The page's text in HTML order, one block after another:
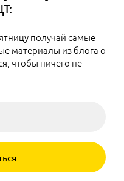
получай самые
материалы из блога о
чтобы ничего не